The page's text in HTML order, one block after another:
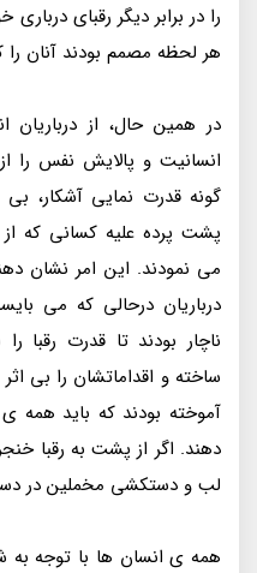
را در برابر ديگر رقباى
هر لحظه مصمم بودند آنان را
در همين حال، از
انسانيت و پالايش نفس
گونه قدرت‌ نمايى آشكار،
پشت پرده عليه كسانى‌ كه از
مى‌ نمودند. اين امر نشان
درباريان درحالى‌ كه مى‌
ناچار بودند تا قدرت رقبا
ساخته و اقداماتشان را بى‌
آموخته بودند كه بايد همه‌
دهند. اگر از پشت به رقبا
لب و دستكشى مخملين در
همه ی انسان ها با توجه به